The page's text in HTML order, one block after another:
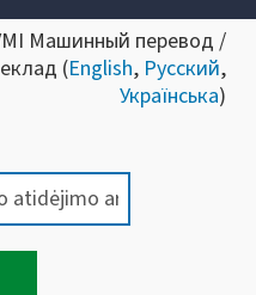
Машинный перевод /
(English, Русский,
Українська)